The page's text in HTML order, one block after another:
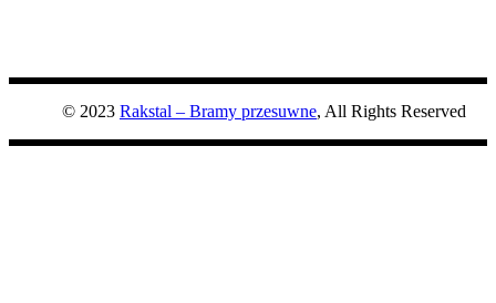
© 2023 Rakstal – Bramy przesuwne, All Rights Reserved